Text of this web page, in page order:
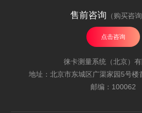
售前咨询 （购买咨询
点击咨询
徕卡测量系统（北京）有
地址：北京市东城区广渠家园5号楼
邮编：100062